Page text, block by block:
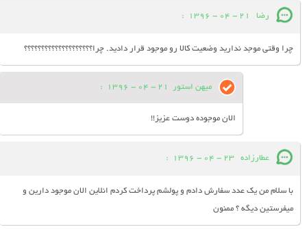
رضا 21 - 04 - 1396
:
چرا وقتی موجد ندارید وضعیت کالا رو موجود قرار دادید. چرا؟؟؟؟؟؟؟؟؟؟؟؟؟؟؟؟؟؟؟؟
میهن استور 21 - 04 - 1396
:
الان موجوده دوست عزیز!!
عطارزاده 23 - 04 - 1396
:
با سلام من يك عدد سفارش دادم و پولشم پرداخت كردم انلاين الان موجود دارين و
ميفرستين ديگه ؟ ممنون